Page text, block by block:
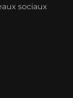
sociaux